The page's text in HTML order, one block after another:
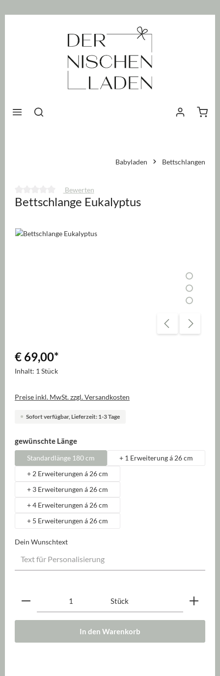
Babyladen Bettschlangen
Durchschnittliche Bewertung von 0 von 5 Sternen
Bewerten
Bettschlange Eukalyptus
Bildergalerie überspringen
€ 69,00*
Inhalt: 1 Stück
Preise inkl. MwSt. zzgl. Versandkosten
Sofort verfügbar, Lieferzeit: 1-3 Tage
gewünschte Längeauswählen
Standardlänge 180 cm
+ 1 Erweiterung á 26 cm
+ 2 Erweiterungen á 26 cm
+ 3 Erweiterungen á 26 cm
+ 4 Erweiterungen á 26 cm
+ 5 Erweiterungen á 26 cm
Dein Wunschtext
Produkt Anzahl: Gib den gewünschten Wert ein
Stück
In den Warenkorb